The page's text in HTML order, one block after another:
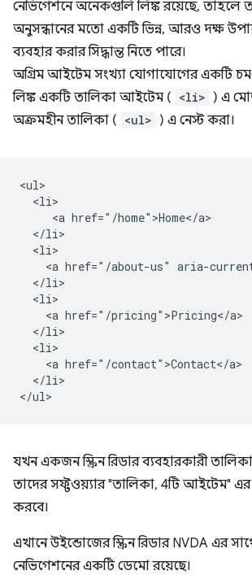
নেভিগেশনে অনেকগুলি লিঙ্ক রয়েছে, তাহলে
অনুসন্ধানের মতো একটি ভিন্ন, আরও দক্ষ
ব্যবহার করার সিদ্ধান্ত নিতে পারে।
অগ্রিম আইটেম সংখ্যা যোগাযোগের একটি
লিঙ্ক একটি তালিকা আইটেম ( <li> ) এ
অক্রমহীন তালিকা ( <ul> ) এ নেস্ট করা।
<ul>
  <li>
     <a href="/home">Home</a>
  </li>
  <li>
<a href="/about-us" aria-
  </li>
  <li>
    <a href="/pricing">Pricing</a>
  </li>
  <li>
    <a href="/contact">Contact</a>
  </li>
যখন একজন স্ক্রিন রিডার ব্যবহারকারী
তাদের সফ্টওয়্যার "তালিকা, 4টি আইটেম"
করবে।
এখানে উইন্ডোজের স্ক্রিন রিডার NVDA এর
নেভিগেশনের একটি ডেমো রয়েছে।